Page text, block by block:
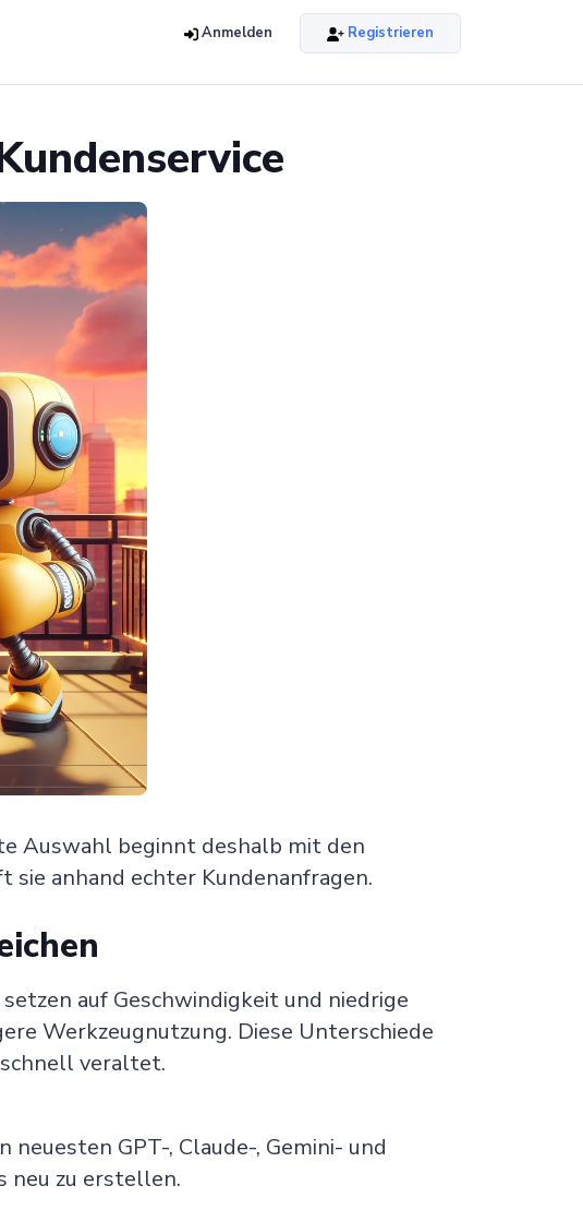
Anmelden Registrieren
Auswahl beginnt deshalb mit den
sie anhand echter Kundenanfragen.
auf Geschwindigkeit und niedrige
Werkzeugnutzung. Diese Unterschiede
veraltet.
GPT-, Claude-, Gemini- und
neu zu erstellen.
Chaterimo HelpDesk